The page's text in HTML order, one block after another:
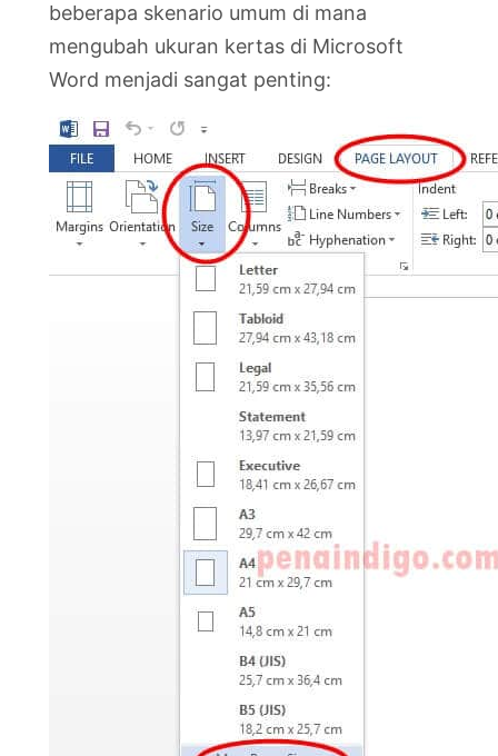
beberapa skenario umum di mana
mengubah ukuran kertas di Microsoft
Word menjadi sangat penting: